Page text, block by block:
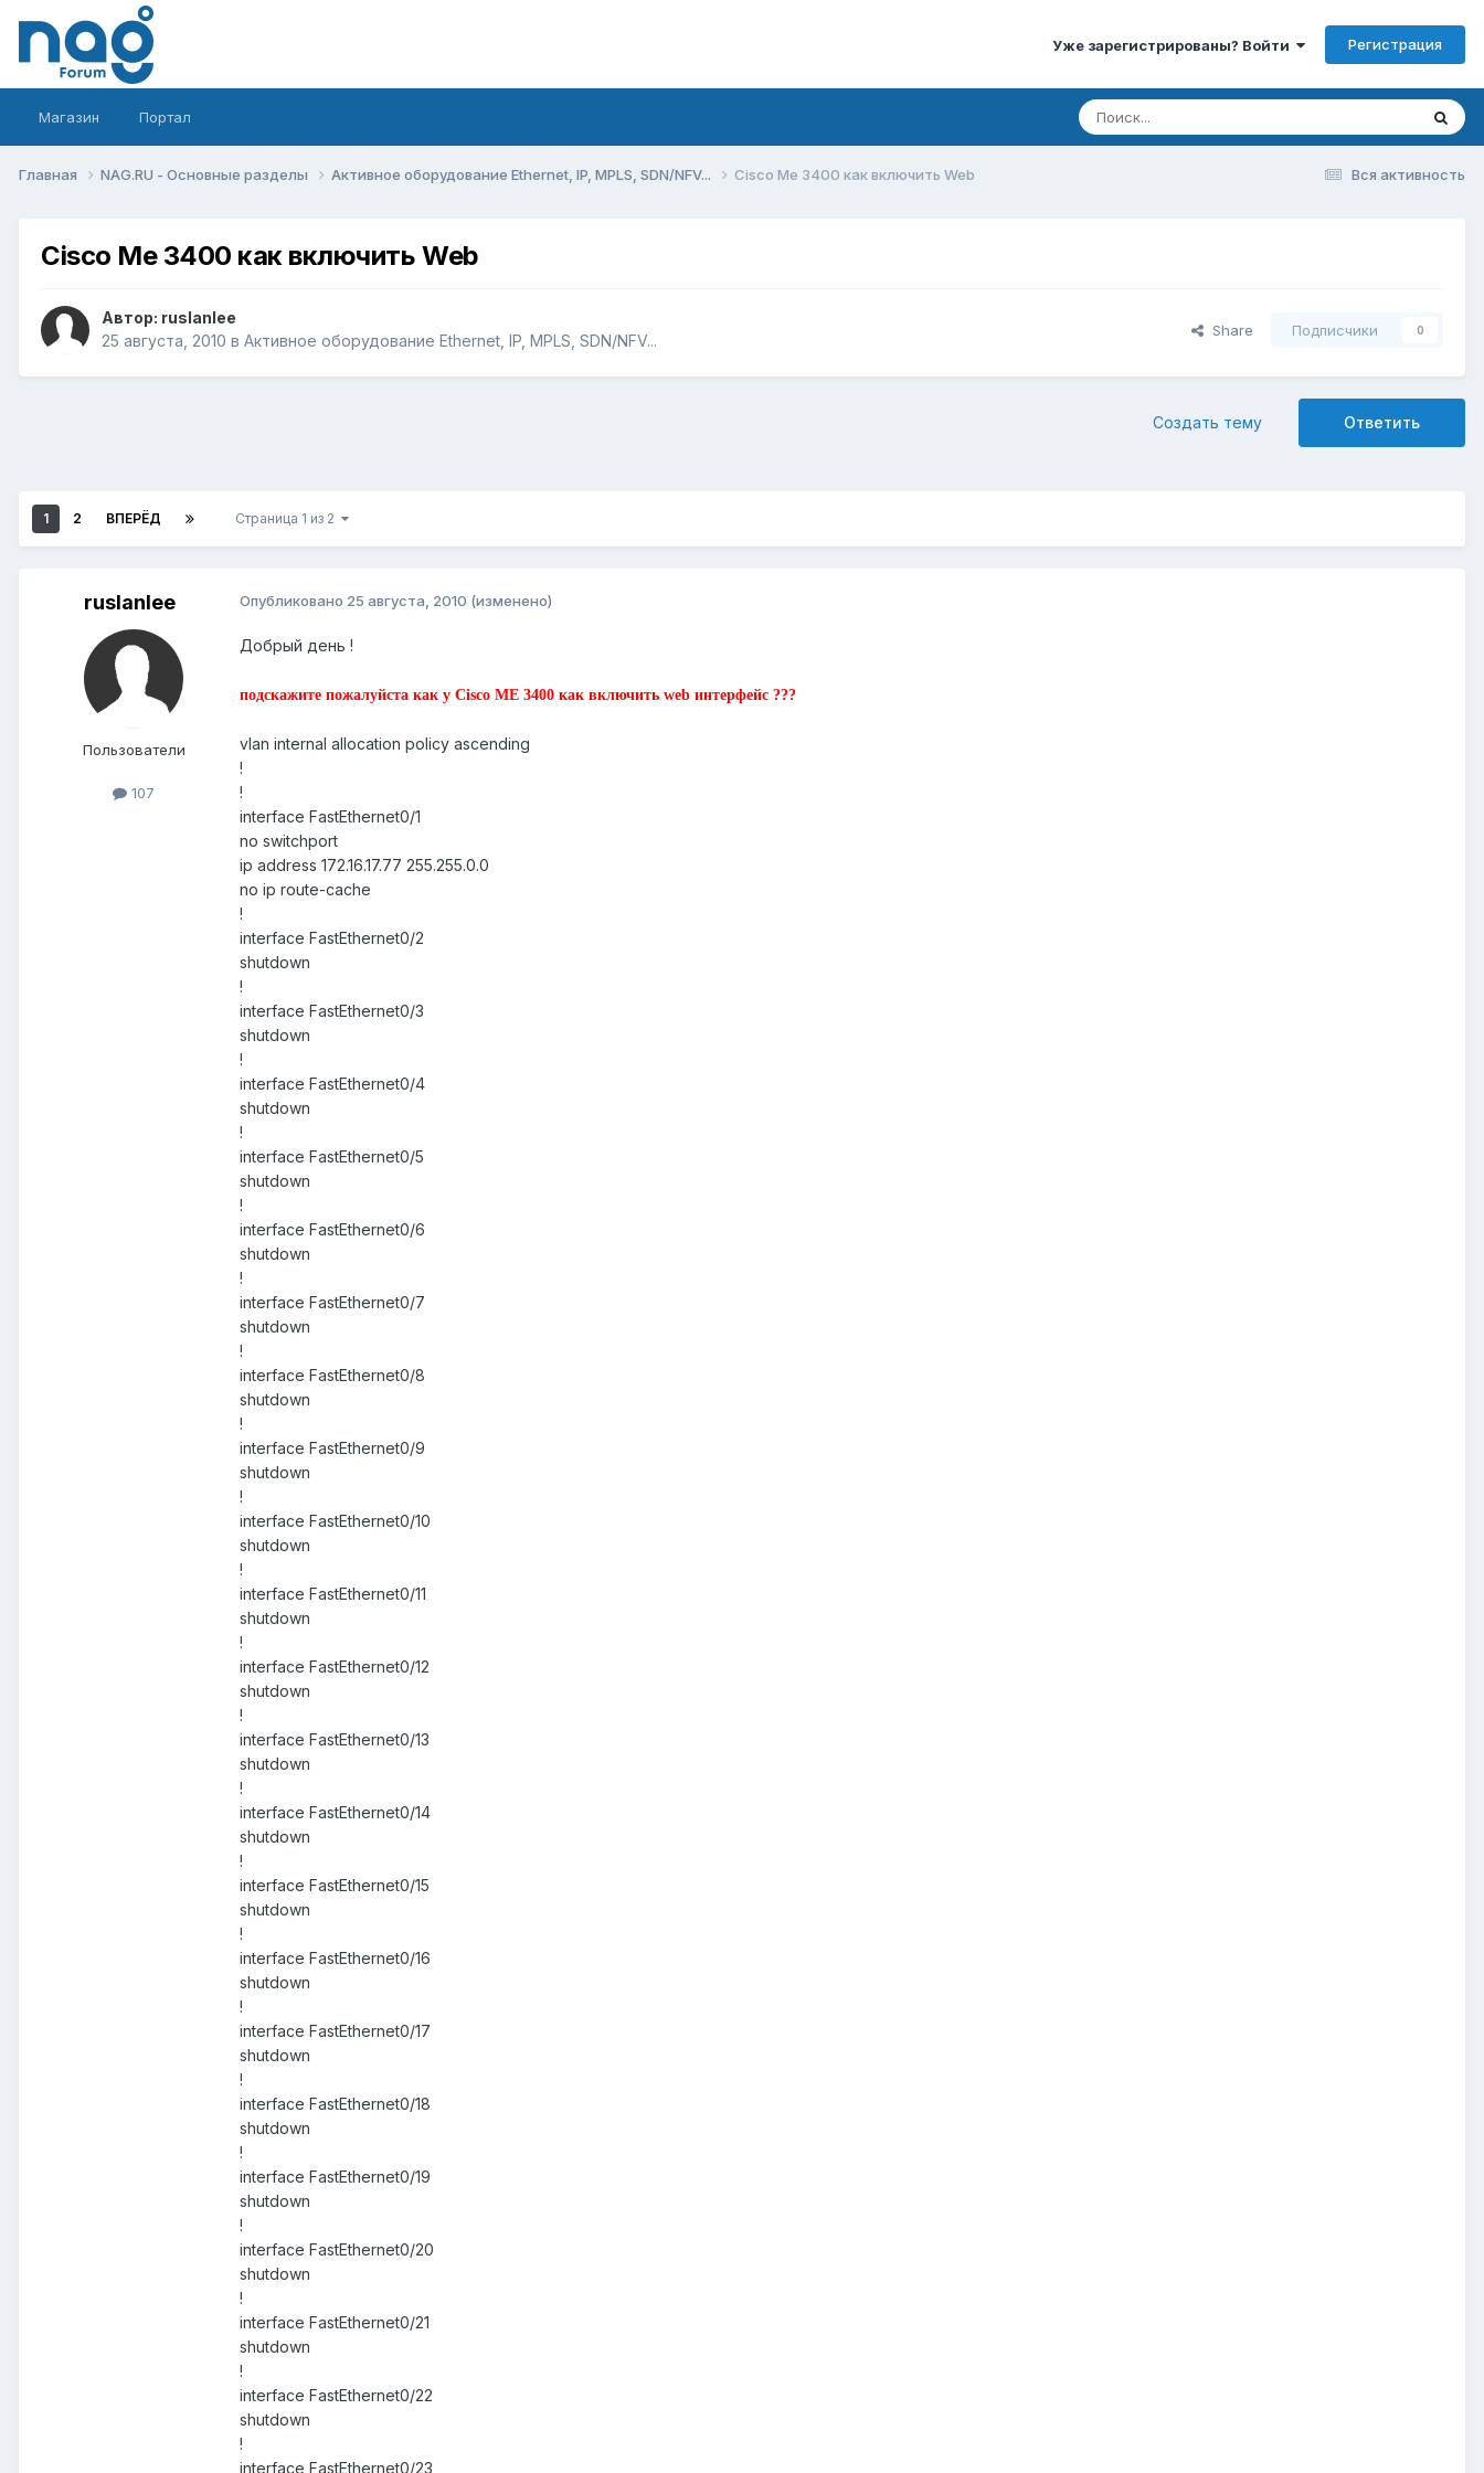
Уже зарегистрированы? Войти Регистрация
Магазин Портал
Вся активность
Главная NAG.RU - Основные разделы Активное оборудование Ethernet, IP, MPLS, SDN/NFV... Cisco Me 3400 как включить Web
Cisco Me 3400 как включить Web
Автор: ruslanlee
25 августа, 2010 в Активное оборудование Ethernet, IP, MPLS, SDN/NFV...
Share Подписчики 0
Ответить
Создать тему
1 2 ВПЕРЁД Страница 1 из 2
ruslanlee
Пользователи
107
Опубликовано 25 августа, 2010 (изменено)
Добрый день !
подскажите пожалуйста как у Cisco ME 3400 как включить web интерфейс ???
vlan internal allocation policy ascending
!
!
interface FastEthernet0/1
no switchport
ip address 172.16.17.77 255.255.0.0
no ip route-cache
!
interface FastEthernet0/2
shutdown
!
interface FastEthernet0/3
shutdown
!
interface FastEthernet0/4
shutdown
!
interface FastEthernet0/5
shutdown
!
interface FastEthernet0/6
shutdown
!
interface FastEthernet0/7
shutdown
!
interface FastEthernet0/8
shutdown
!
interface FastEthernet0/9
shutdown
!
interface FastEthernet0/10
shutdown
!
interface FastEthernet0/11
shutdown
!
interface FastEthernet0/12
shutdown
!
interface FastEthernet0/13
shutdown
!
interface FastEthernet0/14
shutdown
!
interface FastEthernet0/15
shutdown
!
interface FastEthernet0/16
shutdown
!
interface FastEthernet0/17
shutdown
!
interface FastEthernet0/18
shutdown
!
interface FastEthernet0/19
shutdown
!
interface FastEthernet0/20
shutdown
!
interface FastEthernet0/21
shutdown
!
interface FastEthernet0/22
shutdown
!
interface FastEthernet0/23